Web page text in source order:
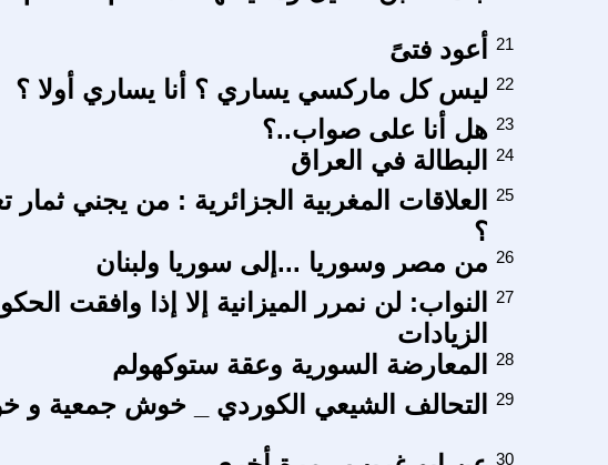
أعود فتىً 21
ليس كل ماركسي يساري ؟ أنا يساري أولا ؟ 22
هل أنا على صواب..؟ 23
البطالة في العراق 24
العلاقات المغربية الجزائرية : من يجني ثمار
؟
25
من مصر وسوريا ...إلى سوريا ولبنان 26
النواب: لن نمرر الميزانية إلا إذا وافقت
الزيادات
27
المعارضة السورية وعقة ستوكهولم 28
التحالف الشيعي الكوردي _ خوش جمعية و 29
30